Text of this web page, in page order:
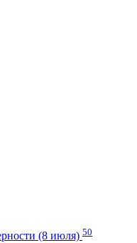
(8 июля) 50